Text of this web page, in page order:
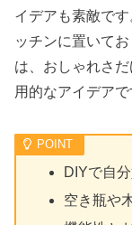
イデアも素敵で
ッチンに置いて
は、おしゃれさ
用的なアイデアで
DIYで自
空き瓶や